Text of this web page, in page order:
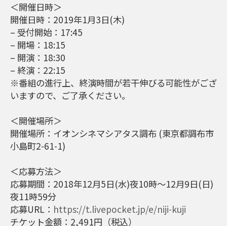
＜開催日時＞
開催日時：2019年1月3日(木)
– 受付開始：17:45
– 開場：18:15
– 開演：18:30
– 終演：22:15
※番組の進行上、終演時間が若干伸びる可能性がござ
いますので、ご了承ください。
＜開催場所＞
開催場所：イオンシネマシアタス調布 (東京都調布市
小島町2-61-1)
＜応募方法＞
応募期間：2018年12月5日(水)夜10時～12月9日(日)
夜11時59分
応募URL： https://t.livepocket.jp/e/niji-kuji
チケット金額：2,491円（税込）